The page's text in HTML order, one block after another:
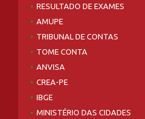
RESULTADO DE EXAMES
AMUPE
TRIBUNAL DE CONTAS
TOME CONTA
ANVISA
CREA-PE
IBGE
MINISTÉRIO DAS CIDADES